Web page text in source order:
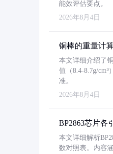
能效评估要点。
2026年8月4日
铜棒的重量计
本文详细介绍了
值（8.4-8.7g/
准。
2026年8月4日
BP2863芯片各
本文详细解析
数对照表。内容